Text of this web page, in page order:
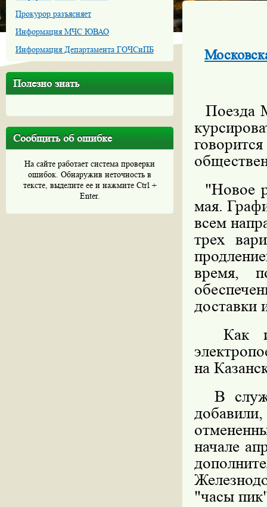
Прокурор разъясняет
Информация МЧС ЮВАО
Информация Департамента ГОЧСиПБ
Полезно знать
Сообщить об ошибке
На сайте работает система проверки
ошибок. Обнаружив неточность в
тексте, выделите ее и нажмите Ctrl +
Enter.
Поезда
"Новое
мая.
всем
трех
время,
доставки
Как и
на
В
начале
"часы